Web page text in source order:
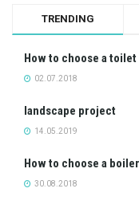
TRENDING
How to choose a toilet
02.07.2018
landscape project
14.05.2019
How to choose a
30.08.2018